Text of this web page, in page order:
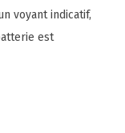
voyant indicatif,
est